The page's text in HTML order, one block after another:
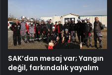
SAK’dan mesaj var; Yangın
değil, farkındalık yayalım